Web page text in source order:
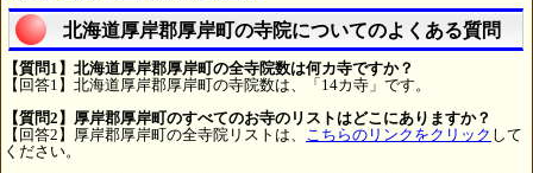
北海道厚岸郡厚岸町の寺院についてのよくある質問
【質問1】北海道厚岸郡厚岸町の全寺院数は何カ寺ですか？
【回答1】北海道厚岸郡厚岸町の寺院数は、「14カ寺」です。
【質問2】厚岸郡厚岸町のすべてのお寺のリストはどこにありますか？
【回答2】厚岸郡厚岸町の全寺院リストは、
こちらのリンクをクリック して
ください。